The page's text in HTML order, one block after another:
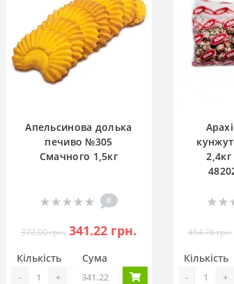
Апельсинова долька
печиво №305
Смачного 1,5кг
0
372.00 грн. 341.22 грн.
Кількість
- +
Сума
454.76 грн.
Кількість
- +